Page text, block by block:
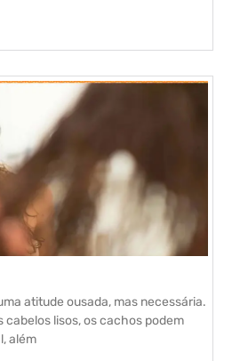
atitude ousada, mas necessária.
cabelos lisos, os cachos podem
além